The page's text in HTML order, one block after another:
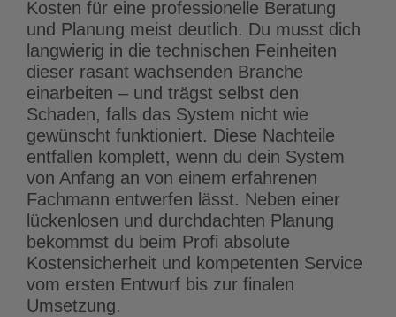
Kosten für eine professionelle Beratung
und Planung meist deutlich. Du musst dich
langwierig in die technischen Feinheiten
dieser rasant wachsenden Branche
einarbeiten – und trägst selbst den
Schaden, falls das System nicht wie
gewünscht funktioniert. Diese Nachteile
entfallen komplett, wenn du dein System
von Anfang an von einem erfahrenen
Fachmann entwerfen lässt. Neben einer
lückenlosen und durchdachten Planung
bekommst du beim Profi absolute
Kostensicherheit und kompetenten Service
vom ersten Entwurf bis zur finalen
Umsetzung.